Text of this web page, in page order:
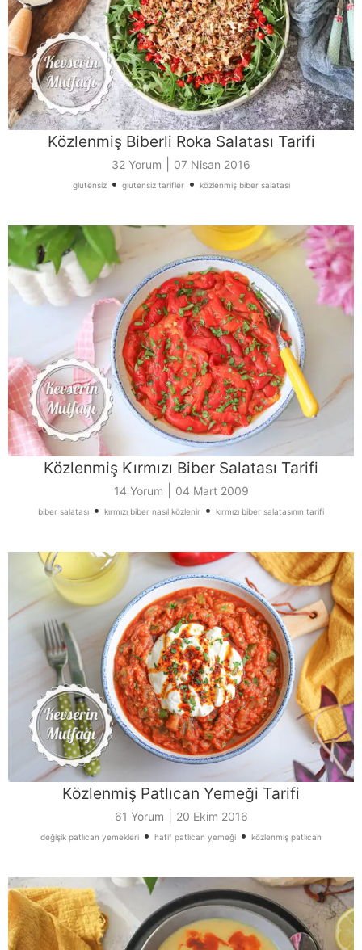
Közlenmiş Biberli Roka Salatası Tarifi
32 Yorum 07 Nisan 2016
glutensiz• glutensiz tarifler• közlenmiş biber salatası
Közlenmiş Kırmızı Biber Salatası Tarifi
14 Yorum 04 Mart 2009
biber salatası • kırmızı biber nasıl közlenir • kırmızı biber salatasının tarifi
Közlenmiş Patlıcan Yemeği Tarifi
61 Yorum 20 Ekim 2016
değişik patlıcan yemekleri • hafif patlıcan yemeği • közlenmiş patlıcan